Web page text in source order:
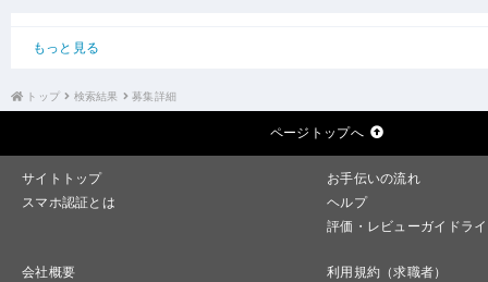
もっと見る
トップ 検索結果 募集詳細
ページトップへ
サイトトップ
お手伝いの流れ
スマホ認証とは
ヘルプ
評価・レビューガイドラ
会社概要
利用規約（求職者）